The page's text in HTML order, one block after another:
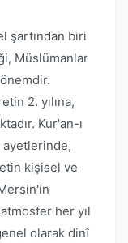
şartından biri
Müslümanlar
2. yılına,
Kur'an-ı
ayetlerinde,
kişisel ve
her yıl
olarak dinî